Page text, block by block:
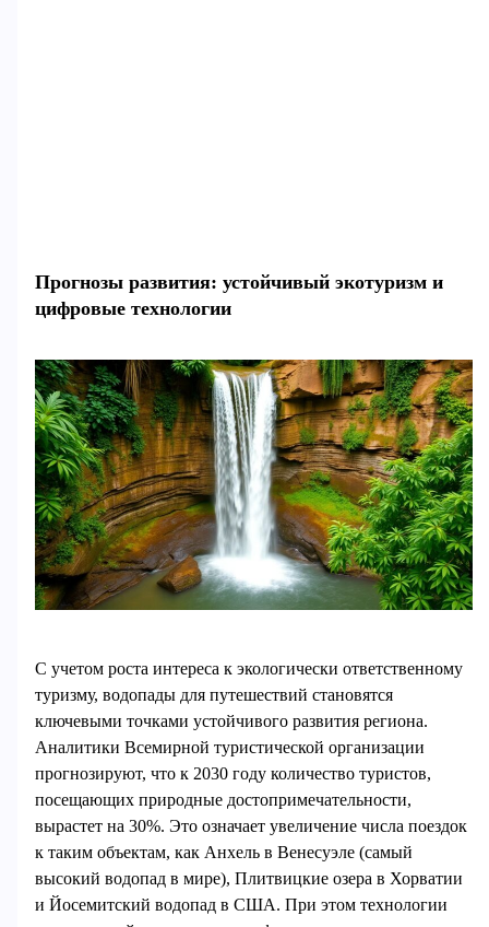
Прогнозы развития: устойчивый экотуризм и
цифровые технологии
С учетом роста интереса к экологически ответственному
туризму, водопады для путешествий становятся
ключевыми точками устойчивого развития региона.
Аналитики Всемирной туристической организации
прогнозируют, что к 2030 году количество туристов,
посещающих природные достопримечательности,
вырастет на 30%. Это означает увеличение числа поездок
к таким объектам, как Анхель в Венесуэле (самый
высокий водопад в мире), Плитвицкие озера в Хорватии
и Йосемитский водопад в США. При этом технологии